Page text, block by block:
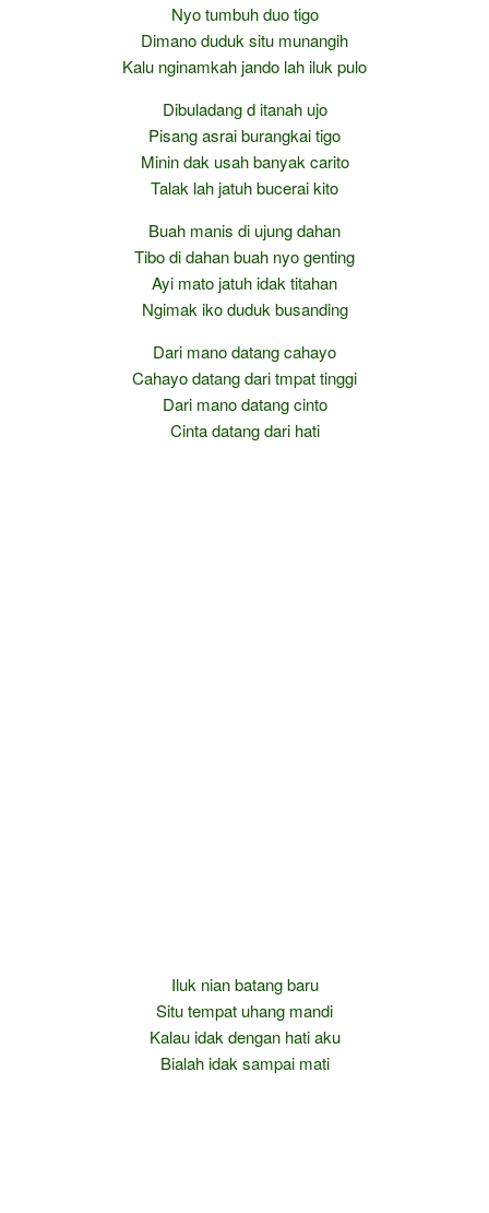
Nyo tumbuh duo tigo
Dimano duduk situ munangih
Kalu nginamkah jando lah iluk pulo
Dibuladang d itanah ujo
Pisang asrai burangkai tigo
Minin dak usah banyak carito
Talak lah jatuh bucerai kito
Buah manis di ujung dahan
Tibo di dahan buah nyo genting
Ayi mato jatuh idak titahan
Ngimak iko duduk busanding
Dari mano datang cahayo
Cahayo datang dari tmpat tinggi
Dari mano datang cinto
Cinta datang dari hati
Iluk nian batang baru
Situ tempat uhang mandi
Kalau idak dengan hati aku
Bialah idak sampai mati